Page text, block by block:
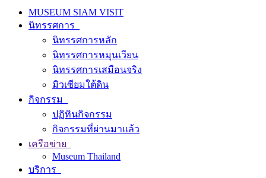
MUSEUM SIAM VISIT
นิทรรศการ
นิทรรศการหลัก
นิทรรศการหมุนเวียน
นิทรรศการเสมือนจริง
มิวเซียมใต้ดิน
กิจกรรม
ปฏิทินกิจกรรม
กิจกรรมที่ผ่านมาแล้ว
เครือข่าย
Museum Thailand
บริการ